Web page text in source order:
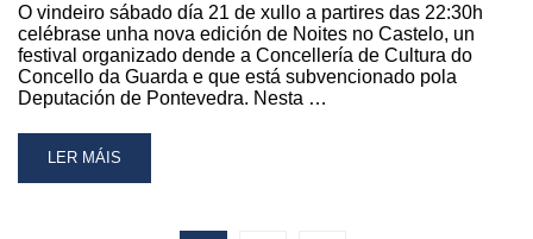
O vindeiro sábado día 21 de xullo a partires das 22:30h
celébrase unha nova edición de Noites no Castelo, un
festival organizado dende a Concellería de Cultura do
Concello da Guarda e que está subvencionado pola
Deputación de Pontevedra. Nesta …
READ
MORE
LER MÁIS